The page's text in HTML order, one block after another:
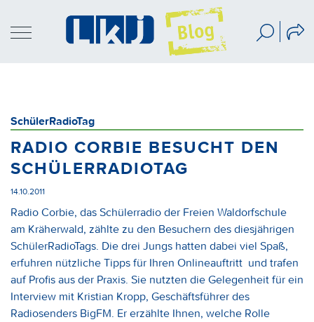
SchülerRadioTag
RADIO CORBIE BESUCHT DEN
SCHÜLERRADIOTAG
14.10.2011
Radio Corbie, das Schülerradio der Freien Waldorfschule
am Kräherwald, zählte zu den Besuchern des diesjährigen
SchülerRadioTags. Die drei Jungs hatten dabei viel Spaß,
erfuhren nützliche Tipps für Ihren Onlineauftritt und trafen
auf Profis aus der Praxis. Sie nutzten die Gelegenheit für ein
Interview mit Kristian Kropp, Geschäftsführer des
Radiosenders BigFM. Er erzählte Ihnen, welche Rolle